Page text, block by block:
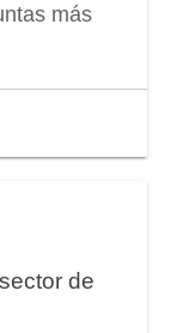
más
de